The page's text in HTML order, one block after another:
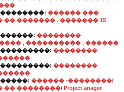
������ ���
������� . ������� 15
��������
, ���������� , ������
��������
��������
������ -��������/
��������/ Project anager